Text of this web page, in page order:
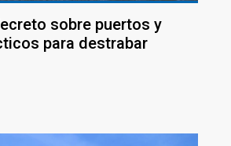
sobre puertos y
para destrabar